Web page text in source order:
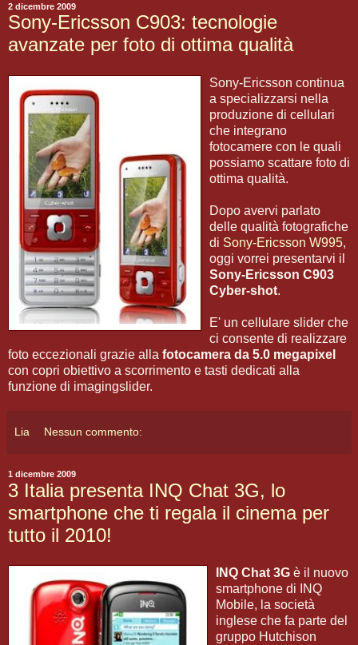
2 dicembre 2009
Sony-Ericsson C903: tecnologie
avanzate per foto di ottima qualità
Sony-Ericsson continua
a specializzarsi nella
produzione di cellulari
che integrano
fotocamere con le quali
possiamo scattare foto di
ottima qualità.
Dopo avervi parlato
delle qualità fotografiche
di Sony-Ericsson W995,
oggi vorrei presentarvi il
Sony-Ericsson C903
Cyber-shot.
E' un cellulare slider che
ci consente di realizzare
foto eccezionali grazie alla fotocamera da 5.0 megapixel
con copri obiettivo a scorrimento e tasti dedicati alla
funzione di imagingslider.
Lia Nessun commento:
1 dicembre 2009
3 Italia presenta INQ Chat 3G, lo
smartphone che ti regala il cinema per
tutto il 2010!
INQ Chat 3G è il nuovo
smartphone di INQ
Mobile, la società
inglese che fa parte del
gruppo Hutchison